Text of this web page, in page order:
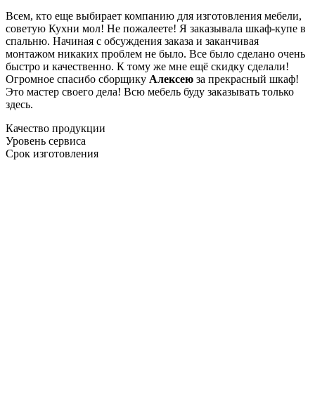
Всем, кто еще выбирает компанию для изготовления мебели,
советую Кухни мол! Не пожалеете! Я заказывала шкаф-купе в
спальню. Начиная с обсуждения заказа и заканчивая
монтажом никаких проблем не было. Все было сделано очень
быстро и качественно. К тому же мне ещё скидку сделали!
Огромное спасибо сборщику Алексею за прекрасный шкаф!
Это мастер своего дела! Всю мебель буду заказывать только
здесь.
Качество продукции
Уровень сервиса
Срок изготовления